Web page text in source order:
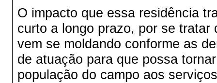
O impacto que essa residência
curto a longo prazo, por se tratar
vem se moldando conforme as
de atuação para que possa
população do campo aos